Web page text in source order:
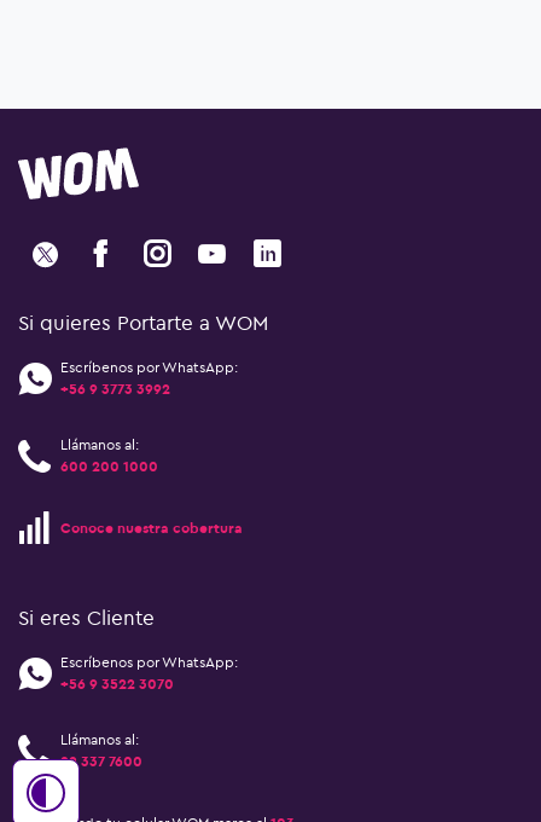
Si quieres Portarte a WOM
Escríbenos por WhatsApp:
+56 9 3773 3992
Llámanos al:
600 200 1000
Conoce nuestra cobertura
Si eres Cliente
Escríbenos por WhatsApp:
+56 9 3522 3070
Llámanos al:
22 337 7600